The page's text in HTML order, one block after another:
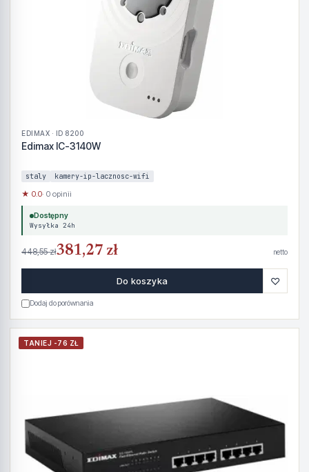
EDIMAX · ID 8200
Edimax IC-3140W
staly kamery-ip-lacznosc-wifi
★ 0.0· 0 opinii
Dostępny
Wysyłka 24h
448,55 zł381,27 zł netto
Do koszyka ♡
Dodaj do porównania
TANIEJ -76 ZŁ